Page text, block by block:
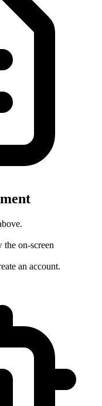
on-screen
an account.